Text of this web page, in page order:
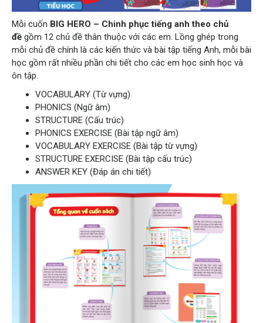
Mỗi cuốn BIG HERO – Chinh phục tiếng anh theo chủ
đề gồm 12 chủ đề thân thuộc với các em. Lồng ghép trong
mỗi chủ đề chính là các kiến thức và bài tập tiếng Anh, mỗi bài
học gồm rất nhiều phần chi tiết cho các em học sinh học và
ôn tập.
VOCABULARY (Từ vựng)
PHONICS (Ngữ âm)
STRUCTURE (Cấu trúc)
PHONICS EXERCISE (Bài tập ngữ âm)
VOCABULARY EXERCISE (Bài tập từ vựng)
STRUCTURE EXERCISE (Bài tập cấu trúc)
ANSWER KEY (Đáp án chi tiết)